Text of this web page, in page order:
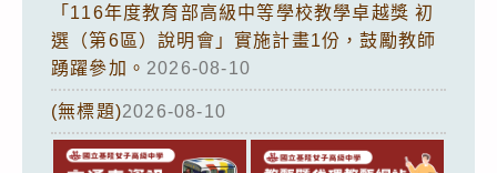
「116年度教育部高級中等學校教學卓越獎 初
選（第6區）說明會」實施計畫1份，鼓勵教師
踴躍參加。 2026-08-10
(無標題)2026-08-10